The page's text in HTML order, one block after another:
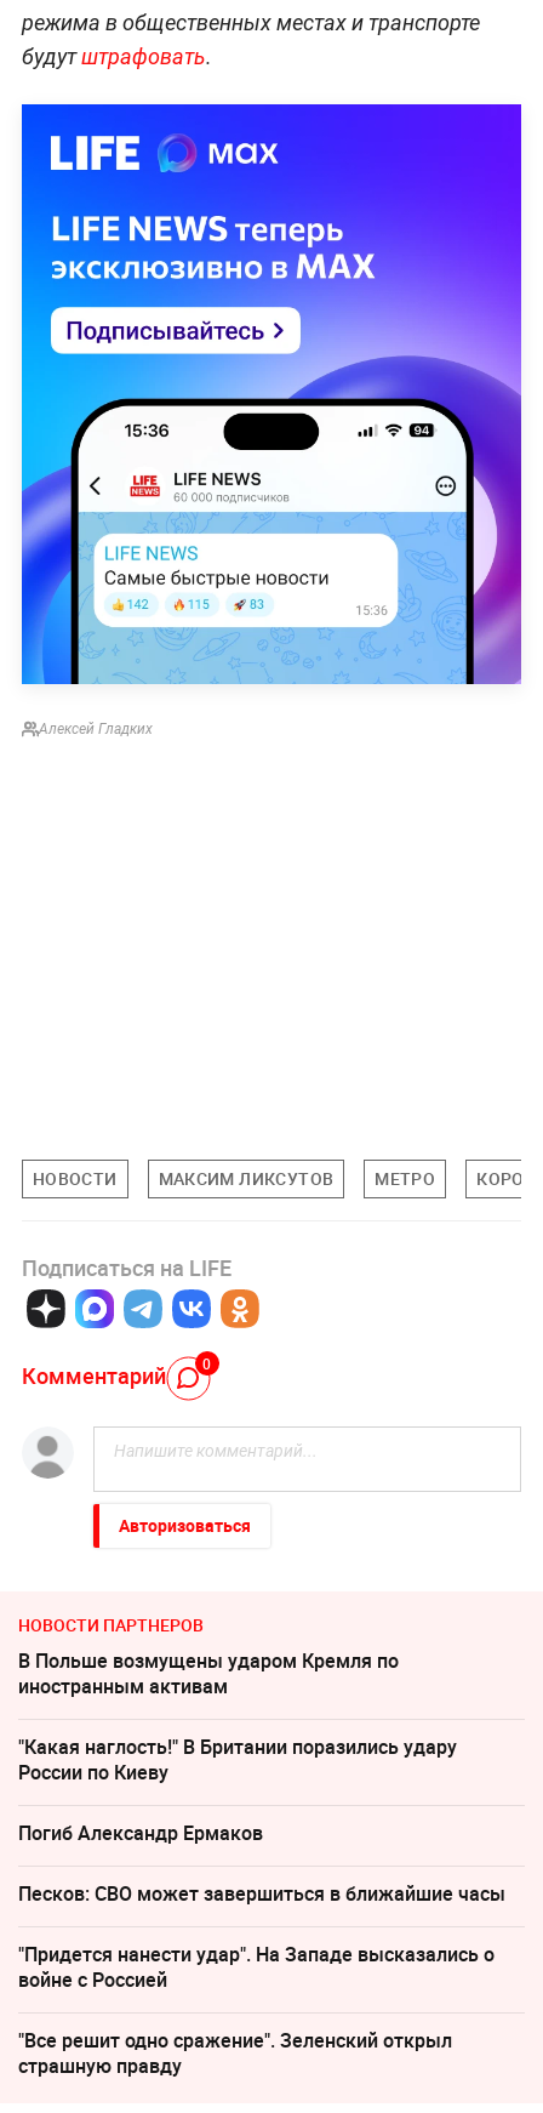
режима в общественных местах и транспорте
будутштрафовать.
Алексей Гладких
НОВОСТИ МАКСИМ ЛИКСУТОВ МЕТРО
Подписаться на LIFE
Комментарий 0
Авторизоваться
НОВОСТИ ПАРТНЕРОВ
В Польше возмущены ударом Кремля по
иностранным активам
"Какая наглость!" В Британии поразились удару
России по Киеву
Погиб Александр Ермаков
Песков: СВО может завершиться в ближайшие часы
"Придется нанести удар". На Западе высказались о
войне с Россией
"Все решит одно сражение". Зеленский открыл
страшную правду